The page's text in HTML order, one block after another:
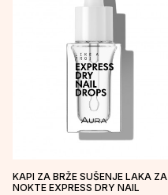
KAPI ZA BRŽE SUŠENJE LAKA ZA
NOKTE EXPRESS DRY NAIL